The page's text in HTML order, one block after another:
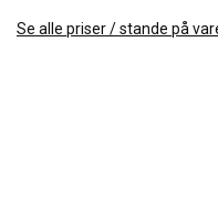
Se alle priser / stande på